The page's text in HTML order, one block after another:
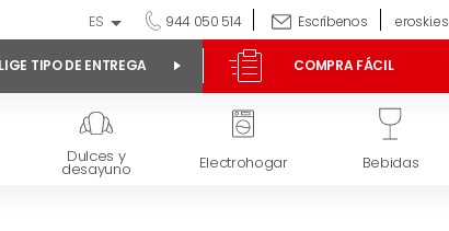
ES 944 050 514 Escríbenos eroski.es
TIPO DE ENTREGA COMPRA FÁCIL
Dulces y
desayuno Electrohogar Bebidas